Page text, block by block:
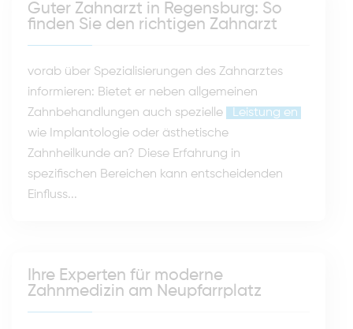
Guter Zahnarzt in Regensburg: So
finden Sie den richtigen Zahnarzt
vorab über Spezialisierungen des Zahnarztes
informieren: Bietet er neben allgemeinen
Zahnbehandlungen auch spezielle
Leistung en
wie Implantologie oder ästhetische
Zahnheilkunde an? Diese Erfahrung in
spezifischen Bereichen kann entscheidenden
Einfluss...
Ihre Experten für moderne
Zahnmedizin am Neupfarrplatz